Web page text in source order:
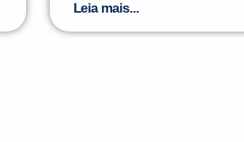
Leia mais...
PEÇA UMA